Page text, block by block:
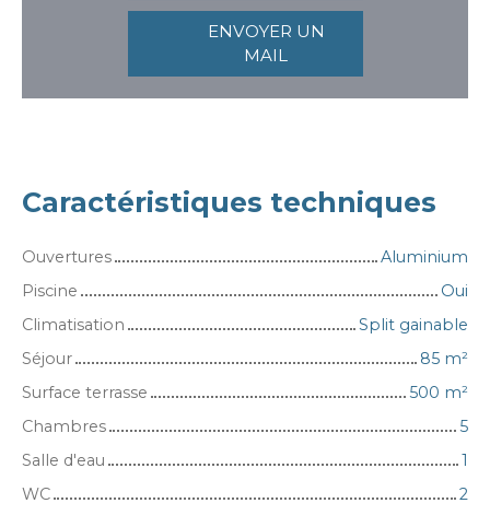
ENVOYER UN
MAIL
Caractéristiques techniques
Ouvertures
Aluminium
Piscine
Oui
Climatisation
Split gainable
Séjour
85 m²
Surface terrasse
500 m²
Chambres
5
Salle d'eau
1
WC
2